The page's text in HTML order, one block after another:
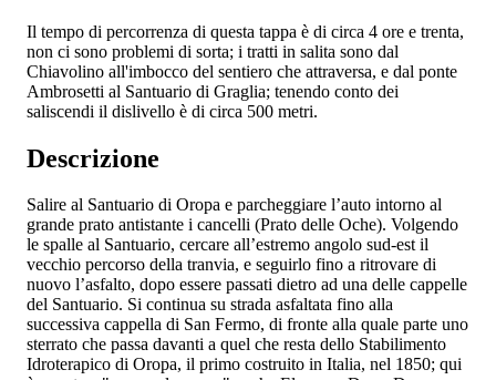
Il tempo di percorrenza di questa tappa è di circa 4 ore e trenta,
non ci sono problemi di sorta; i tratti in salita sono dal
Chiavolino all'imbocco del sentiero che attraversa, e dal ponte
Ambrosetti al Santuario di Graglia; tenendo conto dei
saliscendi il dislivello è di circa 500 metri.
Descrizione
Salire al Santuario di Oropa e parcheggiare l’auto intorno al
grande prato antistante i cancelli (Prato delle Oche). Volgendo
le spalle al Santuario, cercare all’estremo angolo sud-est il
vecchio percorso della tranvia, e seguirlo fino a ritrovare di
nuovo l’asfalto, dopo essere passati dietro ad una delle cappelle
del Santuario. Si continua su strada asfaltata fino alla
successiva cappella di San Fermo, di fronte alla quale parte uno
sterrato che passa davanti a quel che resta dello Stabilimento
Idroterapico di Oropa, il primo costruito in Italia, nel 1850; qui